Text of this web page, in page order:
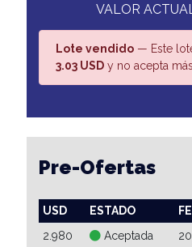
VALOR
Lote vendido — Este
3.03 USD y no acepta
Pre-Ofertas
USD ESTADO
2.980
Aceptada